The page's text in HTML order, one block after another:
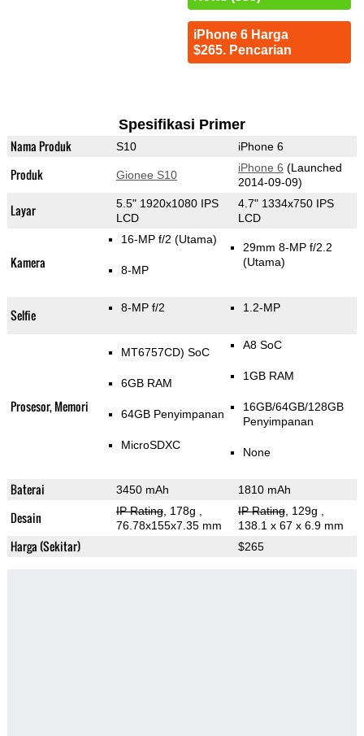
iPhone 6 Harga
$265. Pencarian
Spesifikasi Primer
Nama Produk S10 iPhone 6
Produk Gionee S10
iPhone 6 (Launched
2014-09-09)
Layar
5.5" 1920x1080 IPS
LCD
4.7" 1334x750 IPS
LCD
Kamera
16-MP f/2 (Utama)
8-MP
29mm 8-MP f/2.2
(Utama)
Selfie 8-MP f/2 1.2-MP
Prosesor, Memori
MT6757CD) SoC
6GB RAM
64GB Penyimpanan
MicroSDXC
A8 SoC
1GB RAM
16GB/64GB/128GB
Penyimpanan
None
Baterai 3450 mAh 1810 mAh
Desain IP Rating, 178g
76.78x155x7.35 mm
IP Rating, 129g
138.1 x 67 x 6.9 mm
Harga (Sekitar) $265